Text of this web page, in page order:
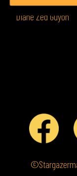
Diane Zed Guyon